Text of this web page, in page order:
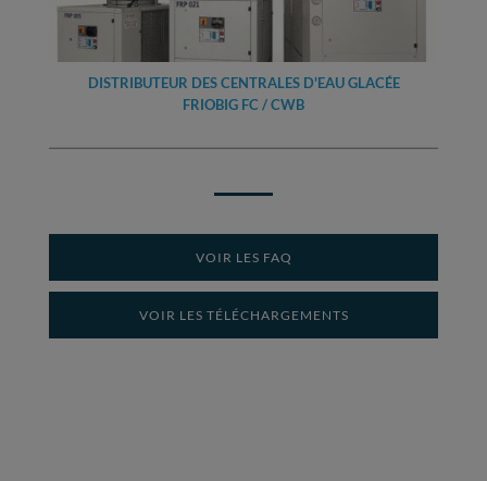
DISTRIBUTEUR DES CENTRALES D'EAU GLACÉE
FRIOBIG FC / CWB
VOIR LES FAQ
VOIR LES TÉLÉCHARGEMENTS